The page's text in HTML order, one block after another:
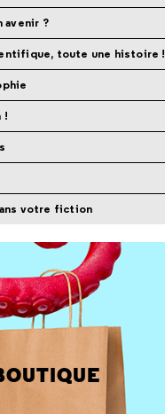
avenir ?
toute une histoire !
!
votre fiction